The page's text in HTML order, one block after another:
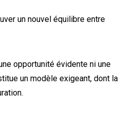
un nouvel équilibre entre
opportunité évidente ni une
un modèle exigeant, dont la